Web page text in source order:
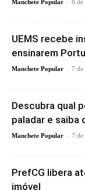
Manchete Popular 8 de
UEMS recebe
ensinarem
Manchete Popular - 7 de
Descubra qual
paladar e saiba
Manchete Popular - 7 de
PrefCG libera
imóvel